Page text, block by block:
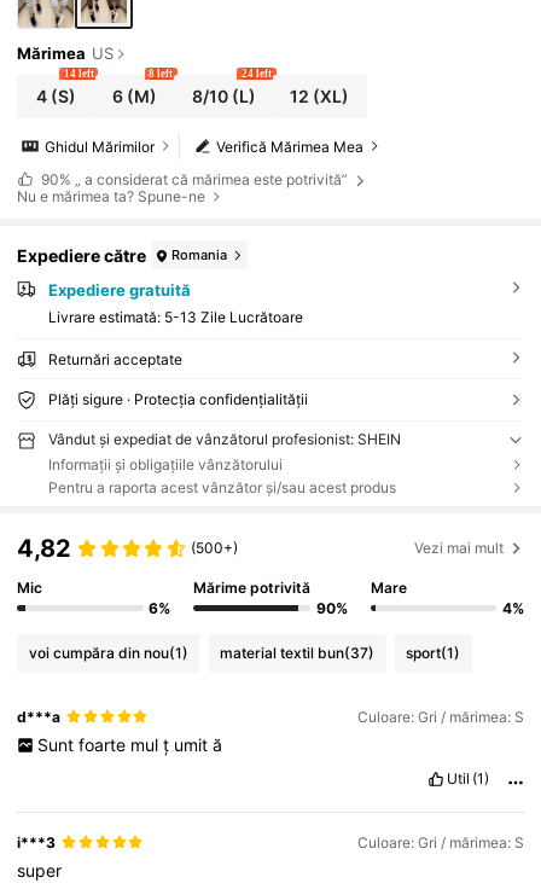
Mărimea US
4 (S)
14 left
6 (M)
8 left
8/10(L)
24 left
12 (XL)
Verifică Mărimea Mea
Ghidul Mărimilor
90% „ a considerat că mărimea este potrivită”
Nu e mărimea ta? Spune-ne
Expediere către Romania
Expediere gratuită
Livrare estimată: 5-13 Zile Lucrătoare
Returnări acceptate
Plăți sigure · Protecția confidențialității
Vândut și expediat de vânzătorul profesionist: SHEIN
Informații și obligațiile vânzătorului
Pentru a raporta acest vânzător și/sau acest produs
4,82 (500+) Vezi mai mult
Mic
6%
Mărime potrivită
90%
Mare
4%
voi cumpăra din nou(1) material textil bun(37) sport(1)
d***a Culoare: Gri / mărimea: S
Sunt foarte mul ț umit ă
Util (1)
i***3 Culoare: Gri / mărimea: S
super